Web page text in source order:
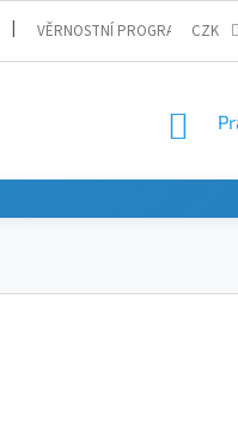
VĚRNOSTNÍ PROGRAM CZK